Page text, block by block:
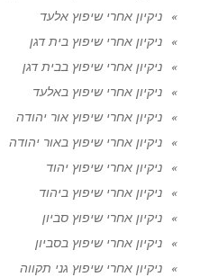
ניקיון אחרי שיפוץ אלעד
ניקיון אחרי שיפוץ בית דגן
ניקיון אחרי שיפוץ בבית דגן
ניקיון אחרי שיפוץ באלעד
ניקיון אחרי שיפוץ אור יהודה
ניקיון אחרי שיפוץ באור יהודה
ניקיון אחרי שיפוץ יהוד
ניקיון אחרי שיפוץ ביהוד
ניקיון אחרי שיפוץ סביון
ניקיון אחרי שיפוץ בסביון
ניקיון אחרי שיפוץ גני תקווה